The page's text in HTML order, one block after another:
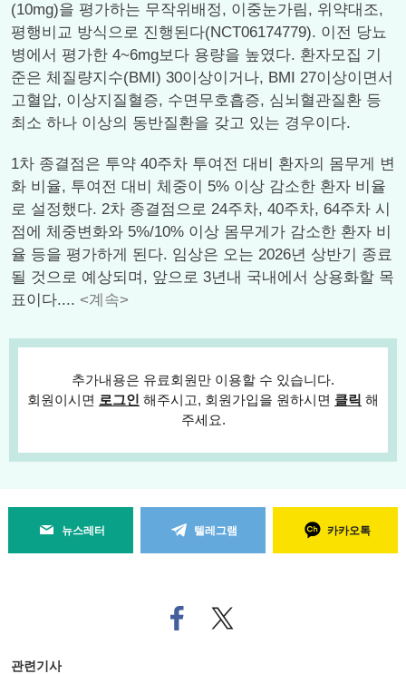
(10mg)을 평가하는 무작위배정, 이중눈가림, 위약대조,
평행비교 방식으로 진행된다(NCT06174779). 이전 당뇨
병에서 평가한 4~6mg보다 용량을 높였다. 환자모집 기
준은 체질량지수(BMI) 30이상이거나, BMI 27이상이면서
고혈압, 이상지질혈증, 수면무호흡증, 심뇌혈관질환 등
최소 하나 이상의 동반질환을 갖고 있는 경우이다.
1차 종결점은 투약 40주차 투여전 대비 환자의 몸무게 변
화 비율, 투여전 대비 체중이 5% 이상 감소한 환자 비율
로 설정했다. 2차 종결점으로 24주차, 40주차, 64주차 시
점에 체중변화와 5%/10% 이상 몸무게가 감소한 환자 비
율 등을 평가하게 된다. 임상은 오는 2026년 상반기 종료
될 것으로 예상되며, 앞으로 3년내 국내에서 상용화할 목
표이다.... <계속>
추가내용은 유료회원만 이용할 수 있습니다.
회원이시면 로그인 해주시고, 회원가입을 원하시면 클릭 해
주세요.
뉴스레터 텔레그램 카카오톡
페
이
트위
터로
관련기사